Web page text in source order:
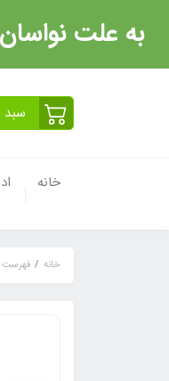
به علت نواسان قیمت
سبد
خانه
خانه